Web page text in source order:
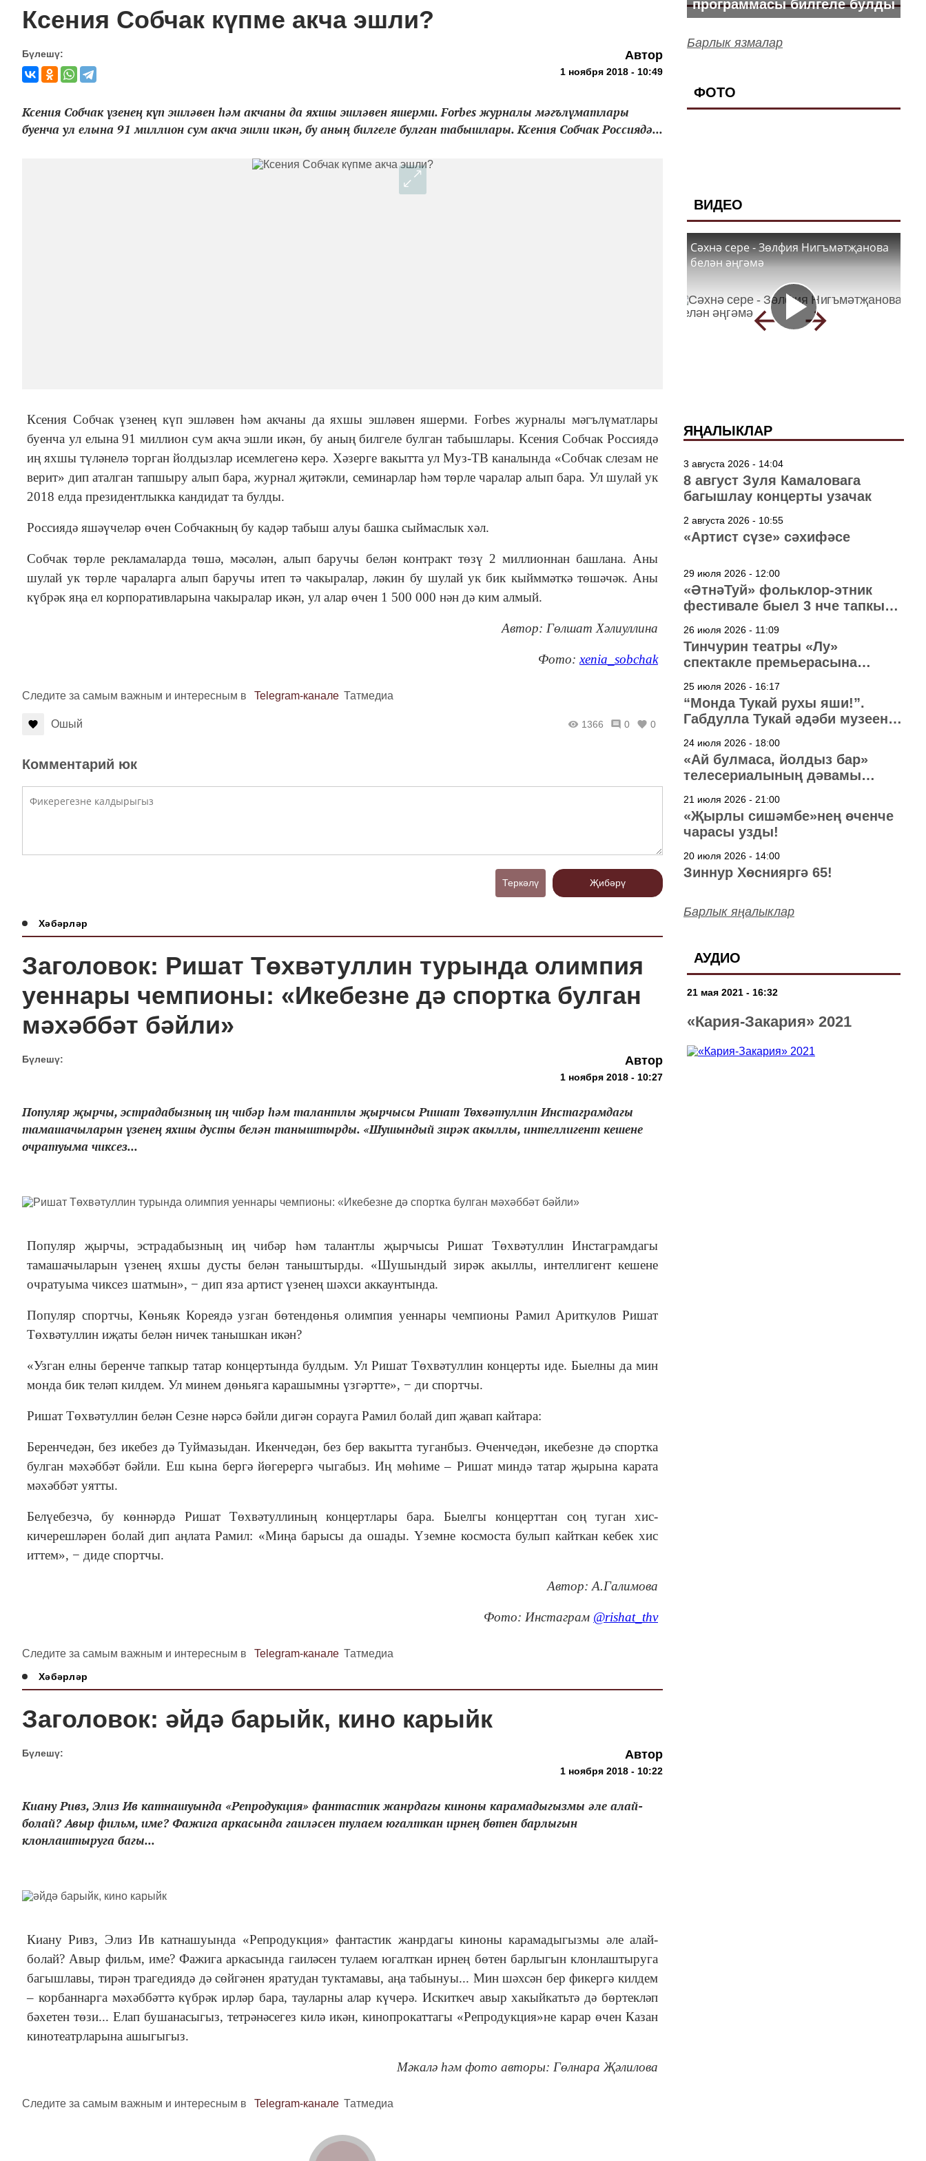
Ксения Собчак күпме акча эшли?
Бүлешү: Автор
1 ноября 2018 - 10:49
Ксения Собчак үзенең күп эшләвен һәм акчаны да яхшы эшләвен яшерми. Forbes журналы мәгълүматлары
буенча ул елына 91 миллион сум акча эшли икән, бу аның билгеле булган табышлары. Ксения Собчак Россиядә...
Ксения Собчак үзенең күп эшләвен һәм акчаны да яхшы эшләвен яшерми. Forbes журналы мәгълүматлары
буенча ул елына 91 миллион сум акча эшли икән, бу аның билгеле булган табышлары. Ксения Собчак Россиядә
иң яхшы түләнелә торган йолдызлар исемлегенә керә. Хәзерге вакытта ул Муз-ТВ каналында «Собчак слезам не
верит» дип аталган тапшыру алып бара, журнал җитәкли, семинарлар һәм төрле чаралар алып бара. Ул шулай ук
2018 елда президентлыкка кандидат та булды.
Россиядә яшәүчеләр өчен Собчакның бу кадәр табыш алуы башка сыймаслык хәл.
Собчак төрле рекламаларда төшә, мәсәлән, алып баручы белән контракт төзү 2 миллионнан башлана. Аны
шулай ук төрле чараларга алып баручы итеп тә чакыралар, ләкин бу шулай ук бик кыйммәткә төшәчәк. Аны
күбрәк яңа ел корпоративларына чакыралар икән, ул алар өчен 1 500 000 нән дә ким алмый.
Автор: Гөлшат Хәлиуллина
Фото: xenia_sobchak
Следите за самым важным и интересным в Telegram-канале Татмедиа
Ошый 1366 0 0
Комментарий юк
Теркәлү Җибәрү
Хәбәрләр
Заголовок: Ришат Төхвәтуллин турында олимпия
уеннары чемпионы: «Икебезне дә спортка булган
мәхәббәт бәйли»
Бүлешү: Автор
1 ноября 2018 - 10:27
Популяр җырчы, эстрадабызның иң чибәр һәм талантлы җырчысы Ришат Төхвәтуллин Инстаграмдагы
тамашачыларын үзенең яхшы дусты белән таныштырды. «Шушындый зирәк акыллы, интеллигент кешене
очратуыма чиксез...
Популяр җырчы, эстрадабызның иң чибәр һәм талантлы җырчысы Ришат Төхвәтуллин Инстаграмдагы
тамашачыларын үзенең яхшы дусты белән таныштырды. «Шушындый зирәк акыллы, интеллигент кешене
очратуыма чиксез шатмын», − дип яза артист үзенең шәхси аккаунтында.
Популяр спортчы, Көньяк Кореядә узган бөтендөнья олимпия уеннары чемпионы Рамил Ариткулов Ришат
Төхвәтуллин иҗаты белән ничек танышкан икән?
«Узган елны беренче тапкыр татар концертында булдым. Ул Ришат Төхвәтуллин концерты иде. Быелны да мин
монда бик теләп килдем. Ул минем дөньяга карашымны үзгәртте», − ди спортчы.
Ришат Төхвәтуллин белән Сезне нәрсә бәйли дигән сорауга Рамил болай дип җавап кайтара:
Беренчедән, без икебез дә Туймазыдан. Икенчедән, без бер вакытта туганбыз. Өченчедән, икебезне дә спортка
булган мәхәббәт бәйли. Еш кына бергә йөгерергә чыгабыз. Иң мөһиме – Ришат миндә татар җырына карата
мәхәббәт уятты.
Белүебезчә, бу көннәрдә Ришат Төхвәтуллиның концертлары бара. Быелгы концерттан соң туган хис-
кичерешләрен болай дип аңлата Рамил: «Миңа барысы да ошады. Үземне космоста булып кайткан кебек хис
иттем», − диде спортчы.
Автор: А.Галимова
Фото: Инстаграм @rishat_thv
Следите за самым важным и интересным в Telegram-канале Татмедиа
Хәбәрләр
Заголовок: әйдә барыйк, кино карыйк
Бүлешү: Автор
1 ноября 2018 - 10:22
Киану Ривз, Элиз Ив катнашуында «Репродукция» фантастик жанрдагы киноны карамадыгызмы әле алай-
болай? Авыр фильм, име? Фажига аркасында гаиләсен тулаем югалткан ирнең бөтен барлыгын
клонлаштыруга багы...
Киану Ривз, Элиз Ив катнашуында «Репродукция» фантастик жанрдагы киноны карамадыгызмы әле алай-
болай? Авыр фильм, име? Фажига аркасында гаиләсен тулаем югалткан ирнең бөтен барлыгын клонлаштыруга
багышлавы, тирән трагедиядә дә сөйгәнен яратудан туктамавы, аңа табынуы... Мин шәхсән бер фикергә килдем
‒ корбаннарга мәхәббәттә күбрәк ирләр бара, тауларны алар күчерә. Искиткеч авыр хакыйкатьтә дә бөртекләп
бәхетен төзи... Елап бушанасыгыз, тетрәнәсегез килә икән, кинопрокаттагы «Репродукция»не карар өчен Казан
кинотеатрларына ашыгыгыз.
Мәкалә һәм фото авторы: Гөлнара Җәлилова
Следите за самым важным и интересным в Telegram-канале Татмедиа
программасы билгеле булды
Барлык язмалар
ФОТО
ВИДЕО
Сәхнә сере - Зөлфия Нигъмәтҗанова
белән әңгәмә
ЯҢАЛЫКЛАР
3 августа 2026 - 14:04
8 август Зуля Камаловага
багышлау концерты узачак
2 августа 2026 - 10:55
«Артист сүзе» сәхифәсе
29 июля 2026 - 12:00
«ӘтнәТуй» фольклор-этник
фестивале быел 3 нче тапкыр
26 июля 2026 - 11:09
Тинчурин театры «Лу»
спектакле премьерасына
25 июля 2026 - 16:17
“Монда Тукай рухы яши!”.
Габдулла Тукай әдәби музеена
24 июля 2026 - 18:00
«Ай булмаса, йолдыз бар»
телесериалының дәвамы
21 июля 2026 - 21:00
«Җырлы сишәмбе»нең өченче
чарасы узды!
20 июля 2026 - 14:00
Зиннур Хөснияргә 65!
Барлык яңалыклар
АУДИО
21 мая 2021 - 16:32
«Кария-Закария» 2021